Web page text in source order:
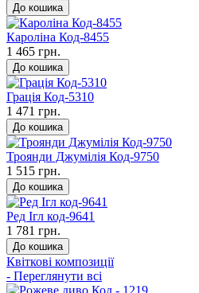
До кошика
Кароліна Код-8455
1 465 грн.
До кошика
Грація Код-5310
1 471 грн.
До кошика
Троянди Джумілія Код-9750
1 515 грн.
До кошика
Ред Ігл код-9641
1 781 грн.
До кошика
Квіткові композиції
- Переглянути всі